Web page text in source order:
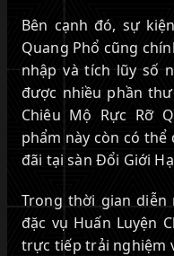
Bên cạnh đó, sự
Quang Phổ cũng
nhập và tích lũy số
được nhiều phần
Chiêu Mộ Rực Rỡ
phẩm này còn có
đãi tại sàn Đổi Giới
Trong thời gian
đặc vụ Huấn Luyện
trực tiếp trải nghiệm